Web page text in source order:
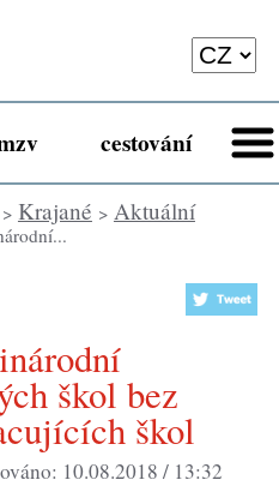
cestování
> Krajané > Aktuální
škol bez
škol
10.08.2018 / 13:32